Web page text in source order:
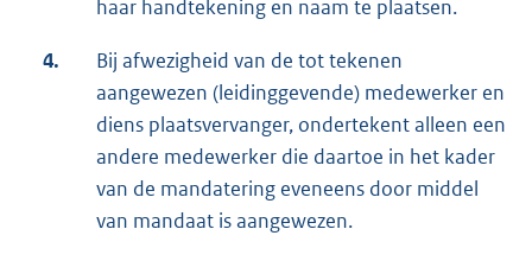
haar handtekening en naam te plaatsen.
4.
Bij afwezigheid van de tot tekenen
aangewezen (leidinggevende) medewerker en
diens plaatsvervanger, ondertekent alleen een
andere medewerker die daartoe in het kader
van de mandatering eveneens door middel
van mandaat is aangewezen.